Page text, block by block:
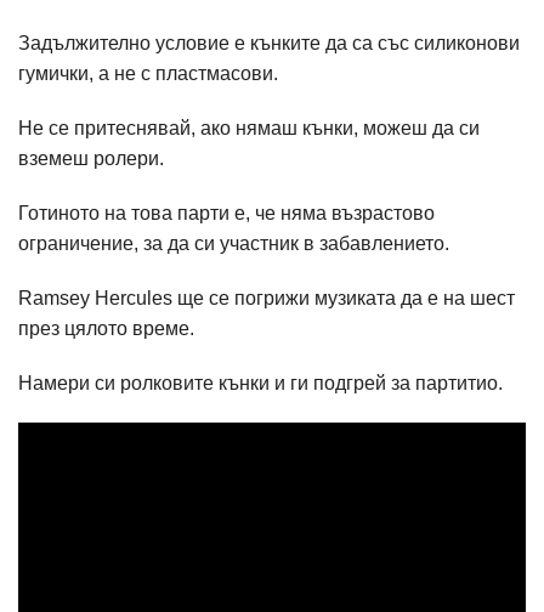
Задължително условие е кънките да са със силиконови
гумички, а не с пластмасови.
Не се притеснявай, ако нямаш кънки, можеш да си
вземеш ролери.
Готиното на това парти е, че няма възрастово
ограничение, за да си участник в забавлението.
Ramsey Hercules ще се погрижи музиката да е на шест
през цялото време.
Намери си ролковите кънки и ги подгрей за партитио.